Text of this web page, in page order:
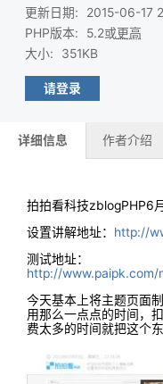
更新日期: 2015-06-17
PHP版本: 5.2或更高
大小: 351KB
请登录
详细信息 作者介绍
拍拍看科技zblogPHP6
设置讲解地址： http://
测试地址：
http://
今天基本上将主题页面
用那么一点点的时间，
费太多的时间就把这个